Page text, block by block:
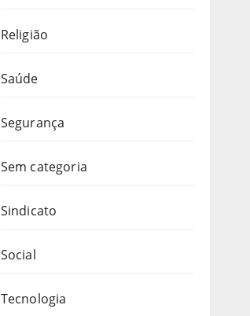
Religião
Saúde
Segurança
Sem categoria
Sindicato
Social
Tecnologia